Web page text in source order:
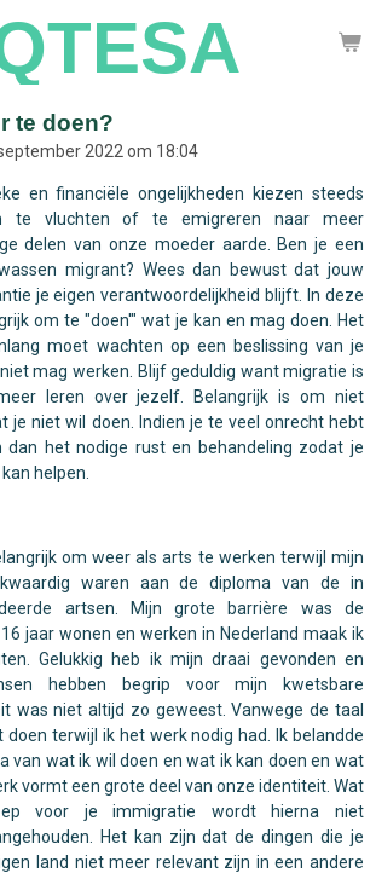
te doen?
2022 om 18:04
en financiële ongelijkheden kiezen steeds
te vluchten of te emigreren naar meer
delen van onze moeder aarde. Ben je een
migrant? Wees dan bewust dat jouw
je eigen verantwoordelijkheid blijft. In deze
om te "doen'" wat je kan en mag doen. Het
moet wachten op een beslissing van je
mag werken. Blijf geduldig want migratie is
leren over jezelf. Belangrijk is om niet
je niet wil doen. Indien je te veel onrecht hebt
dan het nodige rust en behandeling zodat je
helpen.
om weer als arts te werken terwijl mijn
waren aan de diploma van de in
artsen. Mijn grote barrière was de
jaar wonen en werken in Nederland maak ik
Gelukkig heb ik mijn draai gevonden en
hebben begrip voor mijn kwetsbare
was niet altijd zo geweest. Vanwege de taal
doen terwijl ik het werk nodig had. Ik belandde
van wat ik wil doen en wat ik kan doen en wat
vormt een grote deel van onze identiteit. Wat
voor je immigratie wordt hierna niet
Het kan zijn dat de dingen die je
land niet meer relevant zijn in een andere